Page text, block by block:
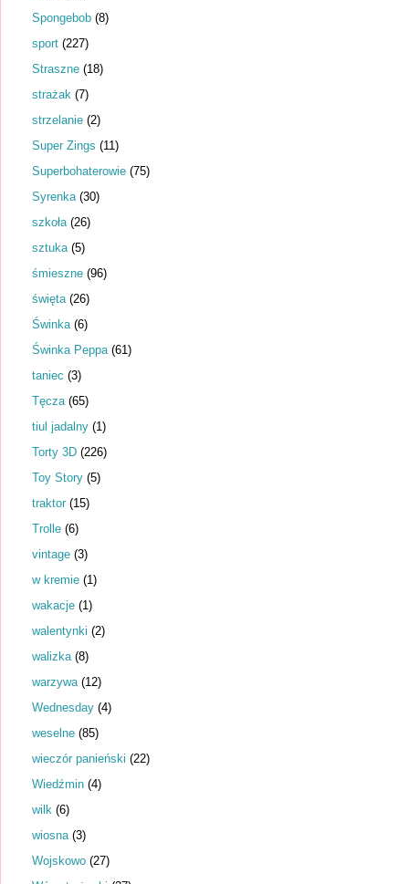
Spongebob (8)
sport (227)
Straszne (18)
strażak (7)
strzelanie (2)
Super Zings (11)
Superbohaterowie (75)
Syrenka (30)
szkoła (26)
sztuka (5)
śmieszne (96)
święta (26)
Świnka (6)
Świnka Peppa (61)
taniec (3)
Tęcza (65)
tiul jadalny (1)
Torty 3D (226)
Toy Story (5)
traktor (15)
Trolle (6)
vintage (3)
w kremie (1)
wakacje (1)
walentynki (2)
walizka (8)
warzywa (12)
Wednesday (4)
weselne (85)
wieczór panieński (22)
Wiedźmin (4)
wilk (6)
wiosna (3)
Wojskowo (27)